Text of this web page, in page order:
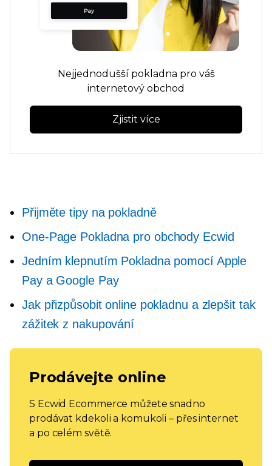
Nejjednodušší pokladna pro váš
internetový obchod
Zjistit více
Přijměte tipy na pokladně
One-Page Pokladna pro obchody Ecwid
Jedním klepnutím Pokladna pomocí Apple
Pay a Google Pay
Jak přizpůsobit online pokladnu a zlepšit tak
zážitek z nakupování
Prodávejte online
S Ecwid Ecommerce můžete snadno
prodávat kdekoli a komukoli – přes internet
a po celém světě.